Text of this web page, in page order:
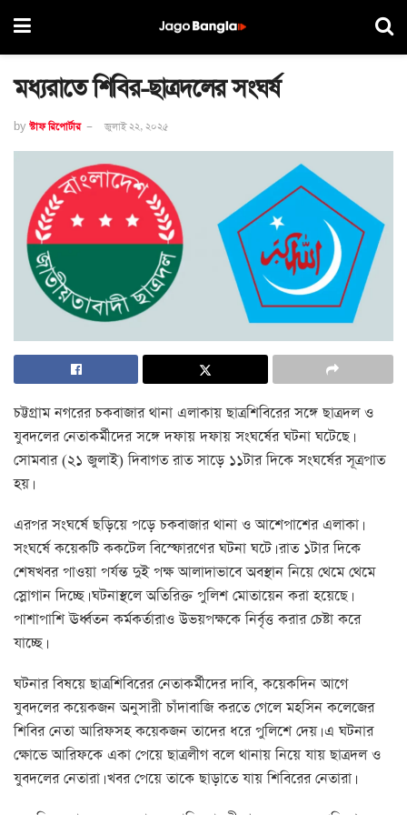
মধ্যরাতে শিবির-ছাত্রদলের সংঘর্ষ
by স্টাফ রিপোর্টার জুলাই ২২, ২০২৫
চট্টগ্রাম নগরের চকবাজার থানা এলাকায় ছাত্রশিবিরের সঙ্গে ছাত্রদল ও
যুবদলের নেতাকর্মীদের সঙ্গে দফায় দফায় সংঘর্ষের ঘটনা ঘটেছে।
সোমবার (২১ জুলাই) দিবাগত রাত সাড়ে ১১টার দিকে সংঘর্ষের সূত্রপাত
হয়।
এরপর সংঘর্ষে ছড়িয়ে পড়ে চকবাজার থানা ও আশেপাশের এলাকা।
সংঘর্ষে কয়েকটি ককটেল বিস্ফোরণের ঘটনা ঘটে। রাত ১টার দিকে
শেষখবর পাওয়া পর্যন্ত দুই পক্ষ আলাদাভাবে অবস্থান নিয়ে থেমে থেমে
স্লোগান দিচ্ছে। ঘটনাস্থলে অতিরিক্ত পুলিশ মোতায়েন করা হয়েছে।
পাশাপাশি ঊর্ধ্বতন কর্মকর্তারাও উভয়পক্ষকে নির্বৃত্ত করার চেষ্টা করে
যাচ্ছে।
ঘটনার বিষয়ে ছাত্রশিবিরের নেতাকর্মীদের দাবি, কয়েকদিন আগে
যুবদলের কয়েকজন অনুসারী চাঁদাবাজি করতে গেলে মহসিন কলেজের
শিবির নেতা আরিফসহ কয়েকজন তাদের ধরে পুলিশে দেয়। এ ঘটনার
ক্ষোভে আরিফকে একা পেয়ে ছাত্রলীগ বলে থানায় নিয়ে যায় ছাত্রদল ও
যুবদলের নেতারা। খবর পেয়ে তাকে ছাড়াতে যায় শিবিরের নেতারা।